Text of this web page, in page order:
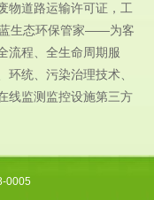
物道路运输许可证，工
生态环保管家——为客
流程、全生命周期服
统、污染治理技术、
线监测监控设施第三方
0005